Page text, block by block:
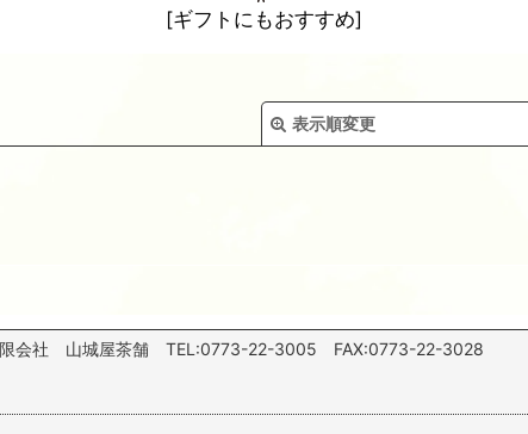
[ギフトにもおすすめ]
表示順変更
会社 山城屋茶舗 TEL:0773-22-3005 FAX:0773-22-3028